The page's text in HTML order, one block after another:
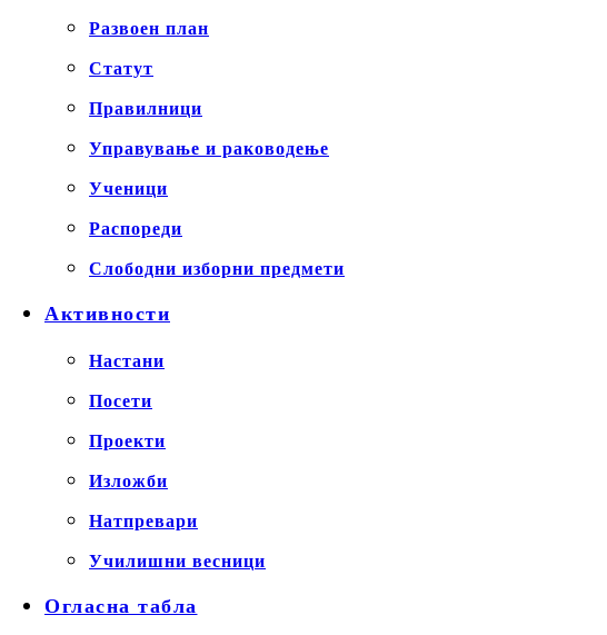
Развоен план
Статут
Правилници
Управување и раководење
Ученици
Распореди
Слободни изборни предмети
Активности
Настани
Посети
Проекти
Изложби
Натпревари
Училишни весници
Огласна табла